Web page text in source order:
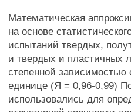
Математическая
на основе
испытаний твердых,
и твердых и пластичных
степенной
единице (Я = 0,96-0,99)
использовались для